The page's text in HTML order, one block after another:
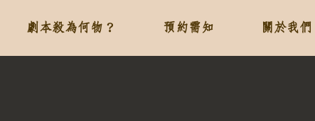
劇本殺為何物？ 預約需知 關於我們